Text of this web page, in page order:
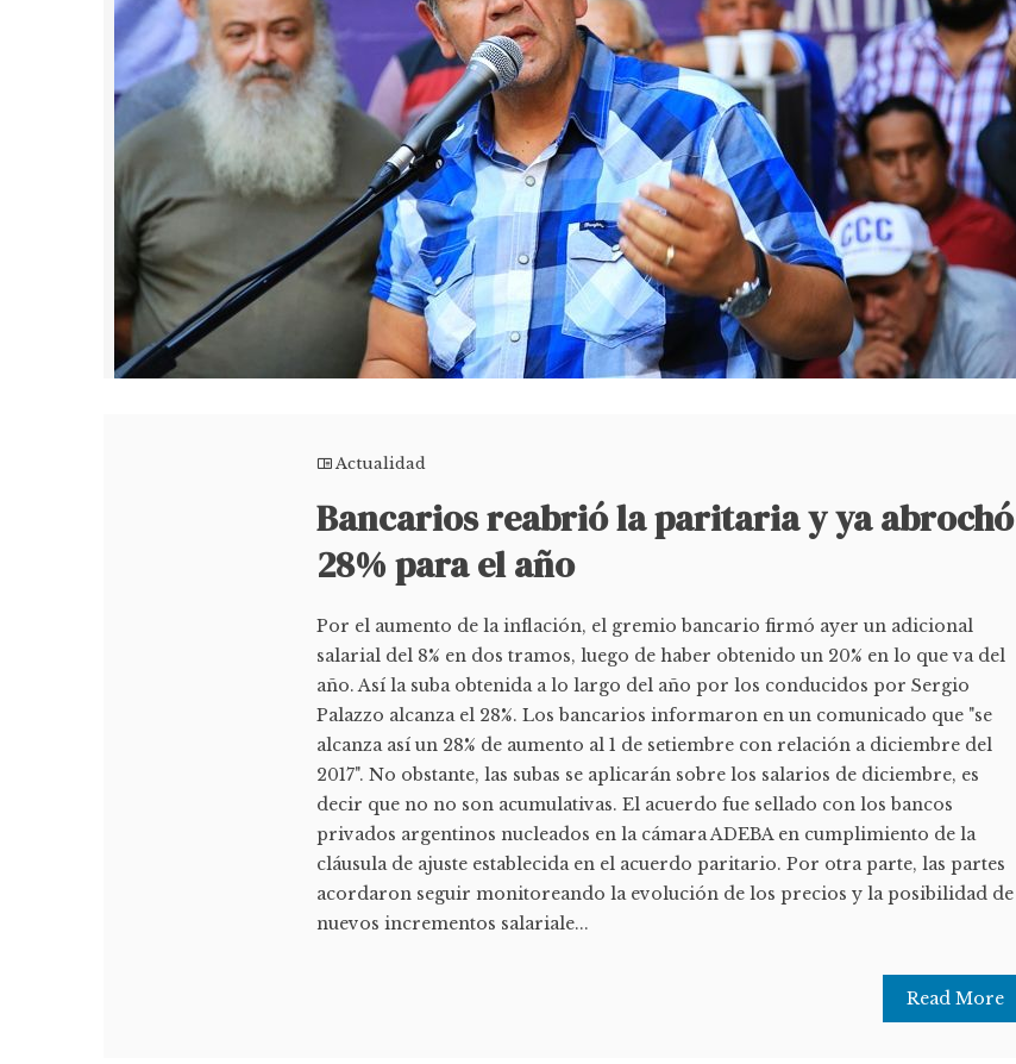
Actualidad
Bancarios reabrió la paritaria y ya abrochó
28% para el año
Por el aumento de la inflación, el gremio bancario firmó ayer un adicional
salarial del 8% en dos tramos, luego de haber obtenido un 20% en lo que va del
año. Así la suba obtenida a lo largo del año por los conducidos por Sergio
Palazzo alcanza el 28%. Los bancarios informaron en un comunicado que "se
alcanza así un 28% de aumento al 1 de setiembre con relación a diciembre del
2017". No obstante, las subas se aplicarán sobre los salarios de diciembre, es
decir que no no son acumulativas. El acuerdo fue sellado con los bancos
privados argentinos nucleados en la cámara ADEBA en cumplimiento de la
cláusula de ajuste establecida en el acuerdo paritario. Por otra parte, las partes
acordaron seguir monitoreando la evolución de los precios y la posibilidad de
nuevos incrementos salariale...
Read More